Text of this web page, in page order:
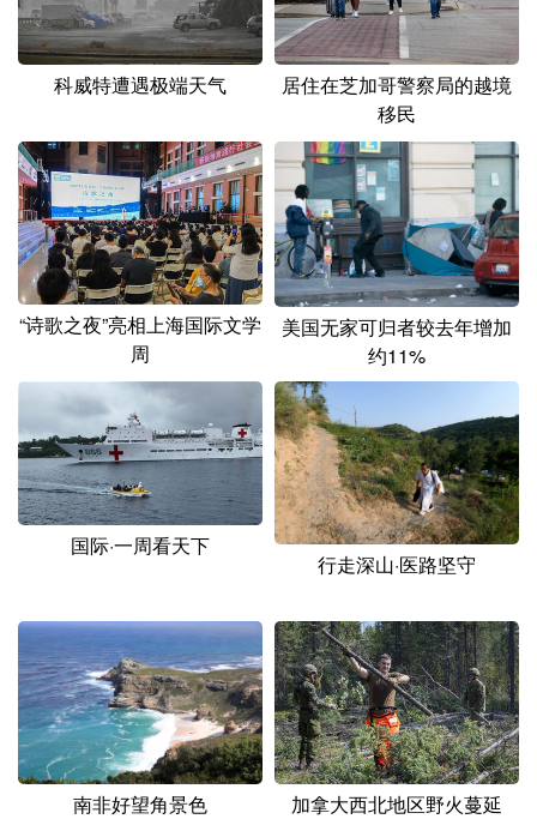
多语种频道
Français
Русский язык 日本語 한국어
Deutsch Português
科威特遭遇极端天气
居住在芝加哥警察局的越境
移民
“诗歌之夜”亮相上海国际文学
周
美国无家可归者较去年增加
约11%
国际·一周看天下
行走深山·医路坚守
南非好望角景色 加拿大西北地区野火蔓延